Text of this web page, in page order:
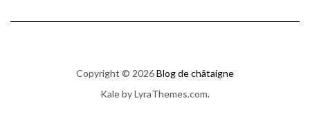
Copyright © 2026Blog de châtaigne
Kaleby LyraThemes.com.